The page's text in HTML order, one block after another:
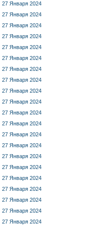
27 Января 2024
27 Января 2024
27 Января 2024
27 Января 2024
27 Января 2024
27 Января 2024
27 Января 2024
27 Января 2024
27 Января 2024
27 Января 2024
27 Января 2024
27 Января 2024
27 Января 2024
27 Января 2024
27 Января 2024
27 Января 2024
27 Января 2024
27 Января 2024
27 Января 2024
27 Января 2024
27 Января 2024